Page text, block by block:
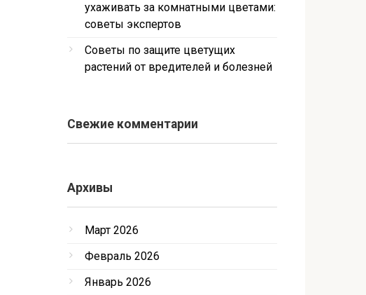
ухаживать за комнатными цветами:
советы экспертов
Советы по защите цветущих
растений от вредителей и болезней
Свежие комментарии
Архивы
Март 2026
Февраль 2026
Январь 2026